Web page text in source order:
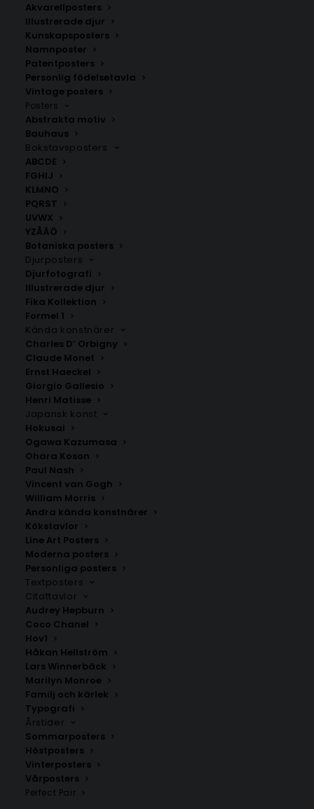
Akvarellposters
Illustrerade djur
Kunskapsposters
Namnposter
Patentposters
Personlig födelsetavla
Vintage posters
Posters
Abstrakta motiv
Bauhaus
Bokstavsposters
ABCDE
FGHIJ
KLMNO
PQRST
UVWX
YZÅÄÖ
Botaniska posters
Djurposters
Djurfotografi
Illustrerade djur
Fika Kollektion
Formel 1
Kända konstnärer
Charles D’ Orbigny
Claude Monet
Ernst Haeckel
Giorgio Gallesio
Henri Matisse
Japansk konst
Hokusai
Ogawa Kazumasa
Ohara Koson
Paul Nash
Vincent van Gogh
William Morris
Andra kända konstnärer
Kökstavlor
Line Art Posters
Moderna posters
Personliga posters
Textposters
Citattavlor
Audrey Hepburn
Coco Chanel
Hov1
Håkan Hellström
Lars Winnerbäck
Marilyn Monroe
Familj och kärlek
Typografi
Årstider
Sommarposters
Höstposters
Vinterposters
Vårposters
Perfect Pair
Poster med bokstaven ”V” i LEGO-stil – perfekt till
barnrummet. Denna färgglada poster visar
bokstaven ”V” konstruerad av LEGO-inspirerade
klossar i olika färger. Den stilrena designen passar
utmärkt i ett barnrum eller som en personlig present.
Under bokstaven står barnets namn vilket ger en
personlig touch. Andra bokstäver hittar du
Perfekt för LEGO-entusiaster! Kombinera gärna med
andra barnposters
Barnposters,Bokstavsposters
med bokstäver U V W X
ANDRA KÖPTE ÄVEN
Baby Fötter Poster – Personlig
Line Art Tavla
Fr.159.00
Vintage Letter Poster #1